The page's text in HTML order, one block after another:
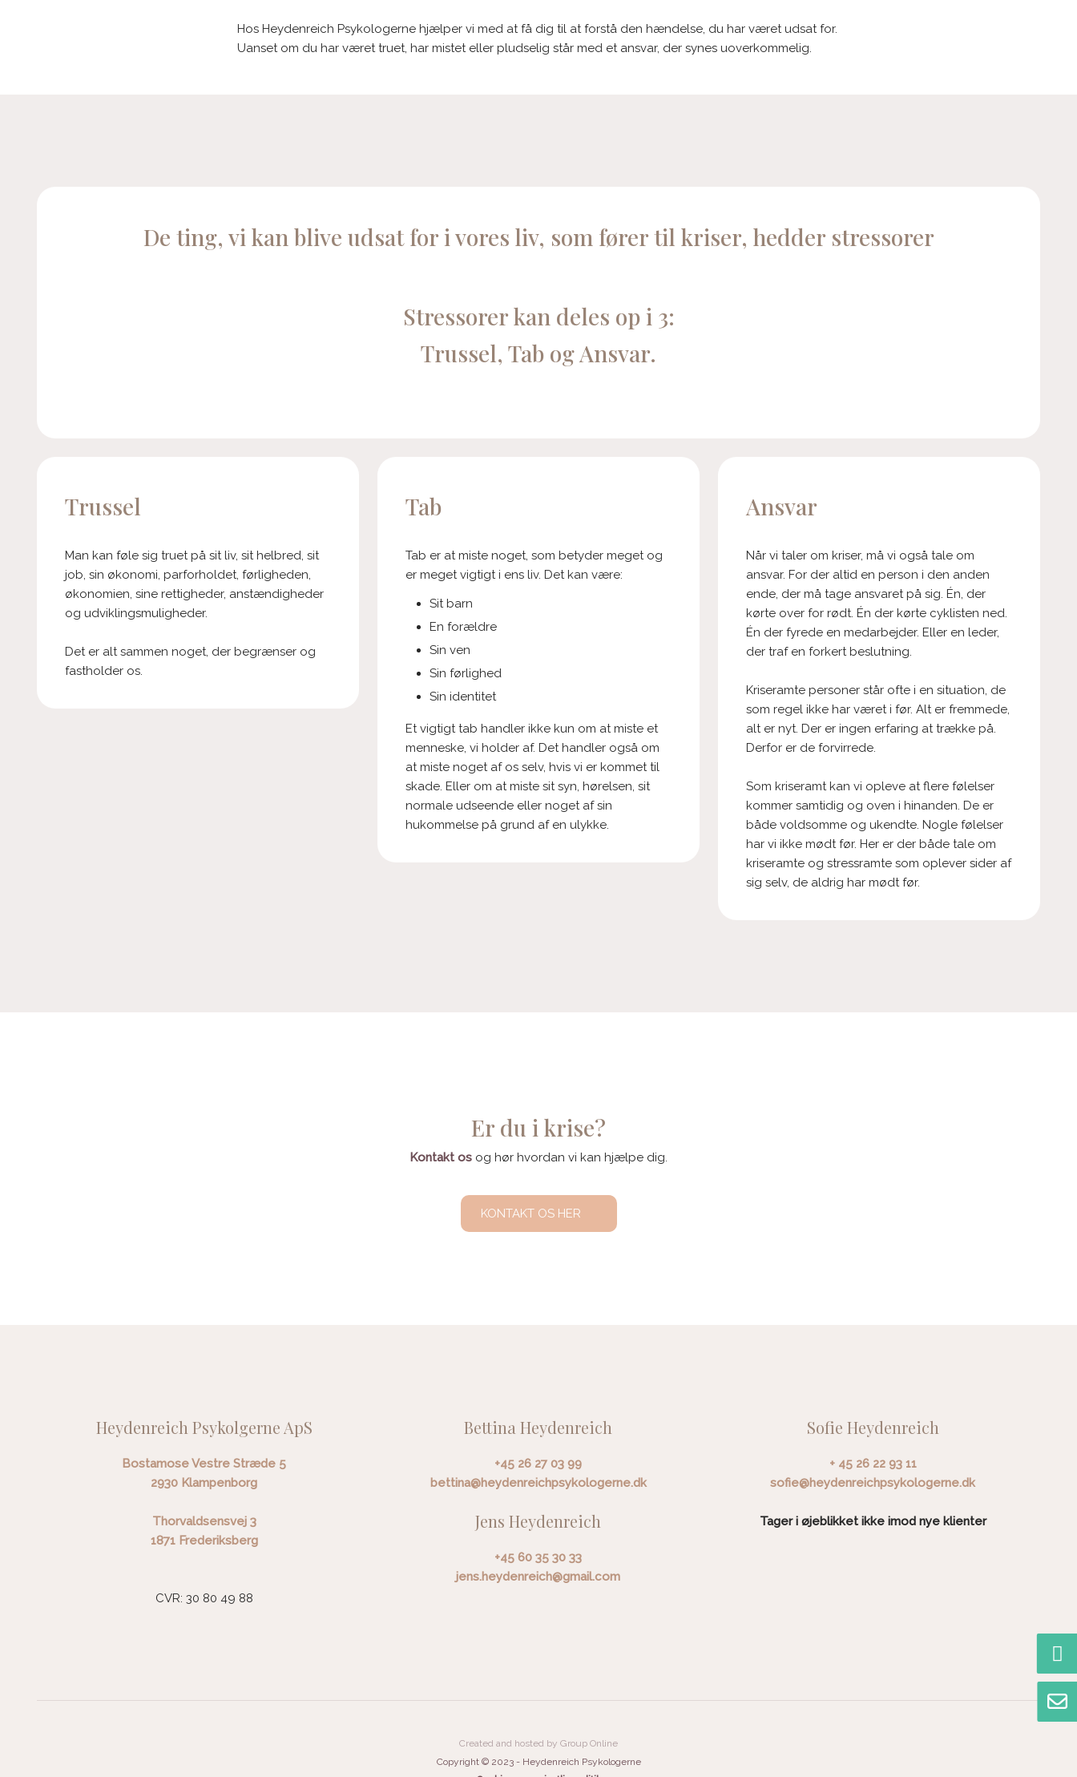
Hos Heydenreich Psykologerne hjælper vi med at få dig til at forstå den hændelse, du har været udsat for.
Uanset om du har været truet, har mistet eller pludselig står med et ansvar, der synes uoverkommelig.
De ting, vi kan blive udsat for i vores liv, som fører til kriser, hedder stressorer
Stressorer kan deles op i 3:
Trussel, Tab og Ansvar.
Trussel
Man kan føle sig truet på sit liv, sit helbred, sit
job, sin økonomi, parforholdet, førligheden,
økonomien, sine rettigheder, anstændigheder
og udviklingsmuligheder.
Det er alt sammen noget, der begrænser og
fastholder os.
Tab
Tab er at miste noget, som betyder meget og
er meget vigtigt i ens liv. Det kan være:
Sit barn
En forældre
Sin ven
Sin førlighed
Sin identitet
​Et vigtigt tab handler ikke kun om at miste et
menneske, vi holder af. Det handler også om
at miste noget af os selv, hvis vi er kommet til
skade. Eller om at miste sit syn, hørelsen, sit
normale udseende eller noget af sin
hukommelse på grund af en ulykke.
Ansvar
Når vi taler om kriser, må vi også tale om
ansvar. For der altid en person i den anden
ende, der må tage ansvaret på sig. Én, der
kørte over for rødt. Én der kørte cyklisten ned.
Én der fyrede en medarbejder. Eller en leder,
der traf en forkert beslutning.
Kriseramte personer står ofte i en situation, de
som regel ikke har været i før. Alt er fremmede,
alt er nyt. Der er ingen erfaring at trække på.
Derfor er de forvirrede.
Som kriseramt kan vi opleve at flere følelser
kommer samtidig og oven i hinanden. De er
både voldsomme og ukendte. Nogle følelser
har vi ikke mødt før. Her er der både tale om
kriseramte og stressramte som oplever sider af
sig selv, de aldrig har mødt før.
Er du i krise?
Kontakt os og hør hvordan vi kan hjælpe dig.
KONTAKT OS HER​
Heydenreich Psykolgerne ApS
Bostamose Vestre Stræde 5
​2930 Klampenborg
Thorvaldsensvej 3
​1871 Frederiksberg
CVR: 30 80 49 88
Bettina Heydenreich
+45 26 27 03 99
bettina@heydenreichpsykologerne.dk
Jens Heydenreich
+45 60 35 30 33
jens.heydenreich@gmail.com
Sofie Heydenreich
+ 45 26 22 93 11
sofie@heydenreichpsykologerne.dk
Tager i øjeblikket ikke imod nye klienter​
Created and hosted by Group Online
​Copyright © 2023 - Heydenreich Psykologerne